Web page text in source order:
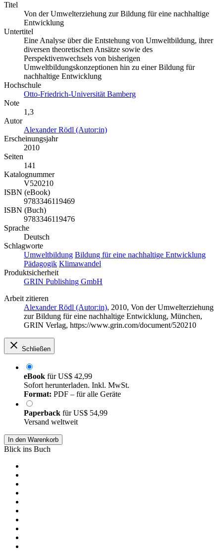
Titel
Von der Umwelterziehung zur Bildung für eine nachhaltige
Entwicklung
Untertitel
Eine Analyse über die Entstehung von Umweltbildung, ihrer
diversen theoretischen Ansätze sowie des
Perspektivenwechsels von bisherigen
Umweltbildungskonzeptionen hin zu einer Bildung für
nachhaltige Entwicklung
Hochschule
Otto-Friedrich-Universität Bamberg
Note
1,3
Autor
Alexander Rödl (Autor:in)
Erscheinungsjahr
2010
Seiten
141
Katalognummer
V520210
ISBN (eBook)
9783346119469
ISBN (Buch)
9783346119476
Sprache
Deutsch
Schlagworte
Umweltbildung Bildung für eine nachhaltige Entwicklung
Pädagogik Klimawandel
Produktsicherheit
GRIN Publishing GmbH
Arbeit zitieren
Alexander Rödl (Autor:in), 2010, Von der Umwelterziehung
zur Bildung für eine nachhaltige Entwicklung, München,
GRIN Verlag, https://www.grin.com/document/520210
Schließen
eBook fürUS$ 42,99
Sofort herunterladen. Inkl. MwSt.
Format: PDF – für alle Geräte
Paperback fürUS$ 54,99
Versand weltweit
In den Warenkorb
Blick ins Buch